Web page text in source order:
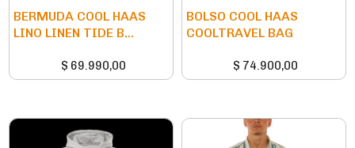
BERMUDA COOL HAAS
LINO LINEN TIDE B...
$ 69.990,00
BOLSO COOL HAAS
COOLTRAVEL BAG
$ 74.900,00